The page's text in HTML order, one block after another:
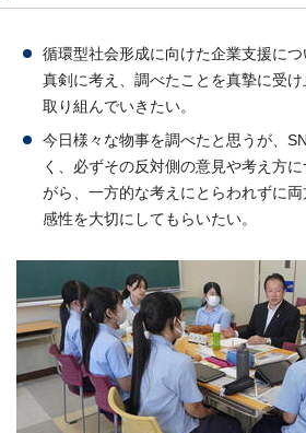
循環型社会形成に向けた企業支援に
真剣に考え、調べたことを真摯に受
取り組んでいきたい。
今日様々な物事を調べたと思うが、
く、必ずその反対側の意見や考え方
がら、一方的な考えにとらわれずに
感性を大切にしてもらいたい。